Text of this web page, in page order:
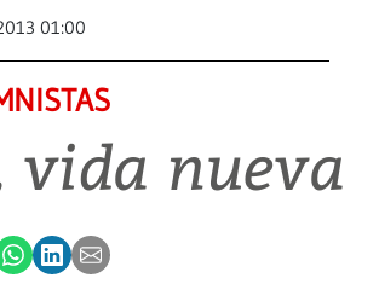
01:00
vida nueva